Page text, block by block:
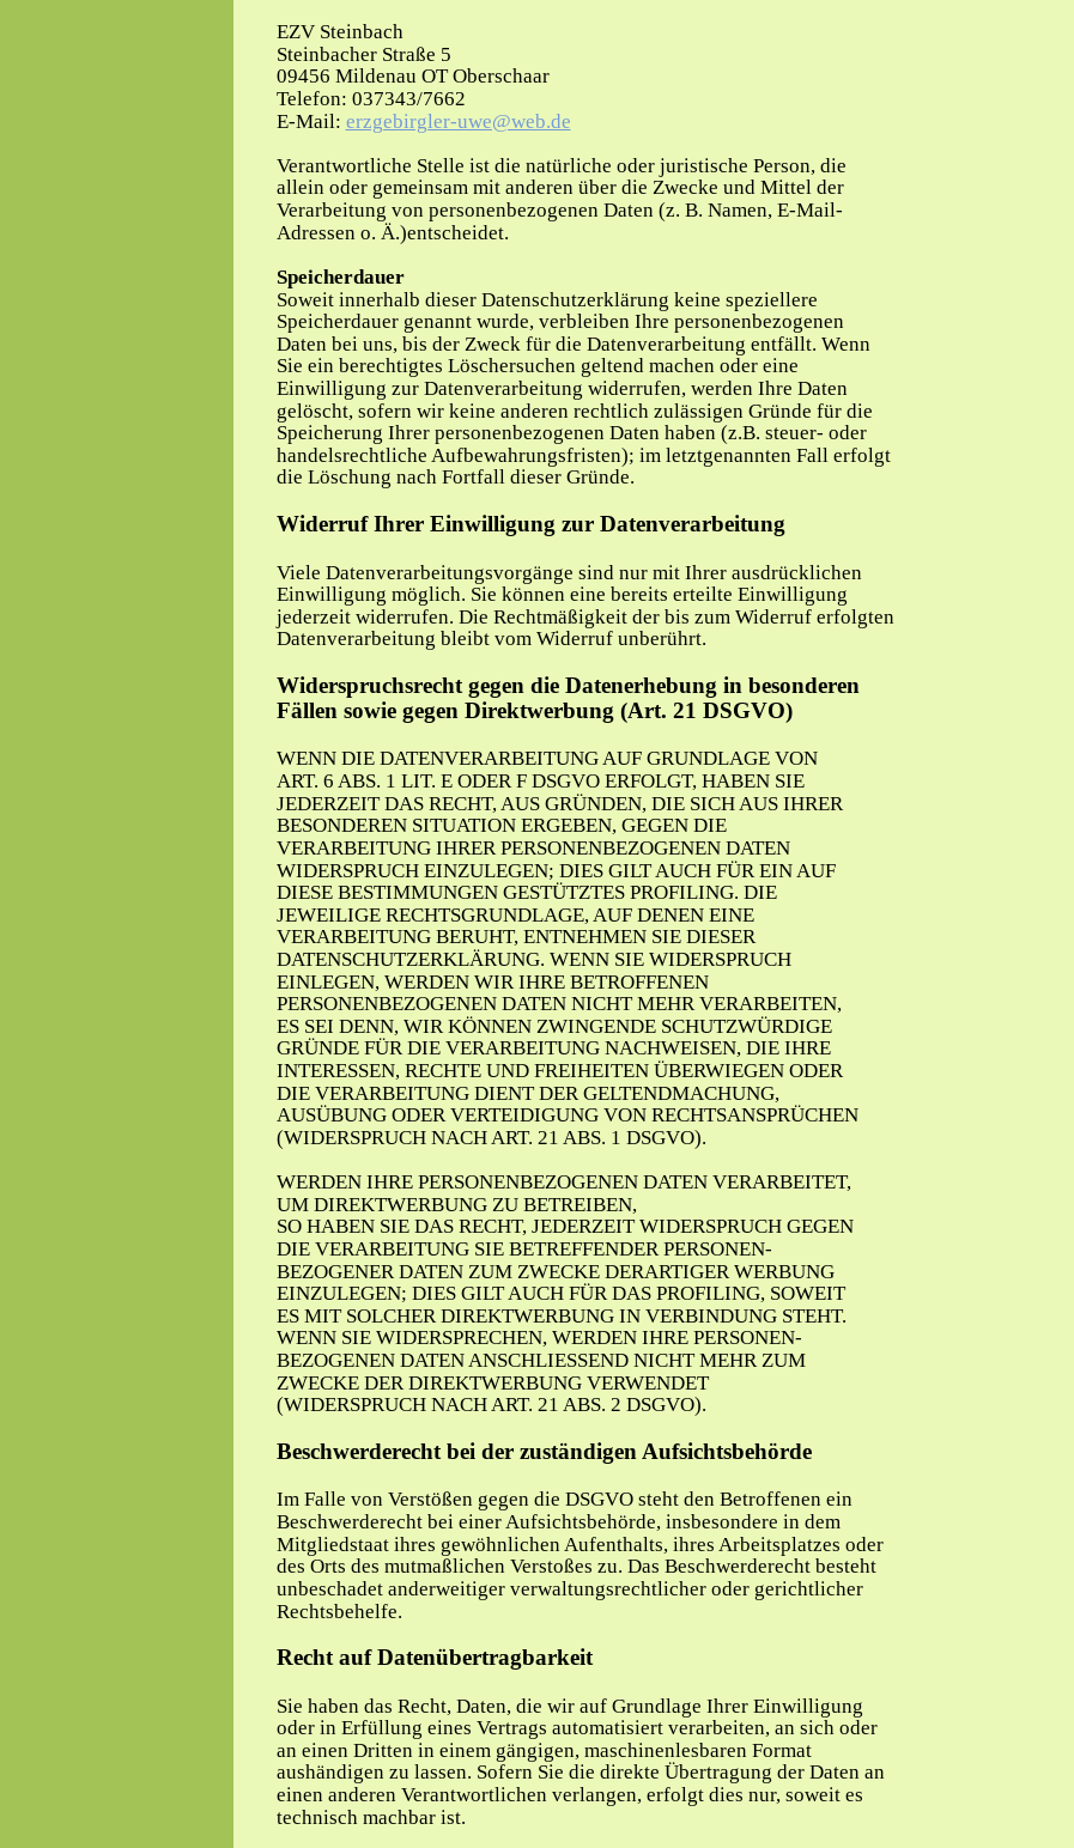
EZV Steinbach
Steinbacher Straße 5
09456 Mildenau OT Oberschaar
Telefon: 037343/7662
E-Mail: erzgebirgler-uwe@web.de
Verantwortliche Stelle ist die natürliche oder juristische Person, die
allein oder gemeinsam mit anderen über die Zwecke und Mittel der
Verarbeitung von personenbezogenen Daten (z. B. Namen, E-Mail-
Adressen o. Ä.)entscheidet.
Speicherdauer
Soweit innerhalb dieser Datenschutzerklärung keine speziellere
Speicherdauer genannt wurde, verbleiben Ihre personenbezogenen
Daten bei uns, bis der Zweck für die Datenverarbeitung entfällt. Wenn
Sie ein berechtigtes Löschersuchen geltend machen oder eine
Einwilligung zur Datenverarbeitung widerrufen, werden Ihre Daten
gelöscht, sofern wir keine anderen rechtlich zulässigen Gründe für die
Speicherung Ihrer personenbezogenen Daten haben (z.B. steuer- oder
handelsrechtliche Aufbewahrungsfristen); im letztgenannten Fall erfolgt
die Löschung nach Fortfall dieser Gründe.
Widerruf Ihrer Einwilligung zur Datenverarbeitung
Viele Datenverarbeitungsvorgänge sind nur mit Ihrer ausdrücklichen
Einwilligung möglich. Sie können eine bereits erteilte Einwilligung
jederzeit widerrufen. Die Rechtmäßigkeit der bis zum Widerruf erfolgten
Datenverarbeitung bleibt vom Widerruf unberührt.
Widerspruchsrecht gegen die Datenerhebung in besonderen
Fällen sowie gegen Direktwerbung (Art. 21 DSGVO)
WENN DIE DATENVERARBEITUNG AUF GRUNDLAGE VON
ART. 6 ABS. 1 LIT. E ODER F DSGVO ERFOLGT, HABEN SIE
JEDERZEIT DAS RECHT, AUS GRÜNDEN, DIE SICH AUS IHRER
BESONDEREN SITUATION ERGEBEN, GEGEN DIE
VERARBEITUNG IHRER PERSONENBEZOGENEN DATEN
WIDERSPRUCH EINZULEGEN; DIES GILT AUCH FÜR EIN AUF
DIESE BESTIMMUNGEN GESTÜTZTES PROFILING. DIE
JEWEILIGE RECHTSGRUNDLAGE, AUF DENEN EINE
VERARBEITUNG BERUHT, ENTNEHMEN SIE DIESER
DATENSCHUTZERKLÄRUNG. WENN SIE WIDERSPRUCH
EINLEGEN, WERDEN WIR IHRE BETROFFENEN
PERSONENBEZOGENEN DATEN NICHT MEHR VERARBEITEN,
ES SEI DENN, WIR KÖNNEN ZWINGENDE SCHUTZWÜRDIGE
GRÜNDE FÜR DIE VERARBEITUNG NACHWEISEN, DIE IHRE
INTERESSEN, RECHTE UND FREIHEITEN ÜBERWIEGEN ODER
DIE VERARBEITUNG DIENT DER GELTENDMACHUNG,
AUSÜBUNG ODER VERTEIDIGUNG VON RECHTSANSPRÜCHEN
(WIDERSPRUCH NACH ART. 21 ABS. 1 DSGVO).
WERDEN IHRE PERSONENBEZOGENEN DATEN VERARBEITET,
UM DIREKTWERBUNG ZU BETREIBEN,
SO HABEN SIE DAS RECHT, JEDERZEIT WIDERSPRUCH GEGEN
DIE VERARBEITUNG SIE BETREFFENDER PERSONEN-
BEZOGENER DATEN ZUM ZWECKE DERARTIGER WERBUNG
EINZULEGEN; DIES GILT AUCH FÜR DAS PROFILING, SOWEIT
ES MIT SOLCHER DIREKTWERBUNG IN VERBINDUNG STEHT.
WENN SIE WIDERSPRECHEN, WERDEN IHRE PERSONEN-
BEZOGENEN DATEN ANSCHLIESSEND NICHT MEHR ZUM
ZWECKE DER DIREKTWERBUNG VERWENDET
(WIDERSPRUCH NACH ART. 21 ABS. 2 DSGVO).
Beschwerderecht bei der zuständigen Aufsichtsbehörde
Im Falle von Verstößen gegen die DSGVO steht den Betroffenen ein
Beschwerderecht bei einer Aufsichtsbehörde, insbesondere in dem
Mitgliedstaat ihres gewöhnlichen Aufenthalts, ihres Arbeitsplatzes oder
des Orts des mutmaßlichen Verstoßes zu. Das Beschwerderecht besteht
unbeschadet anderweitiger verwaltungsrechtlicher oder gerichtlicher
Rechtsbehelfe.
Recht auf Datenübertragbarkeit
Sie haben das Recht, Daten, die wir auf Grundlage Ihrer Einwilligung
oder in Erfüllung eines Vertrags automatisiert verarbeiten, an sich oder
an einen Dritten in einem gängigen, maschinenlesbaren Format
aushändigen zu lassen. Sofern Sie die direkte Übertragung der Daten an
einen anderen Verantwortlichen verlangen, erfolgt dies nur, soweit es
technisch machbar ist.